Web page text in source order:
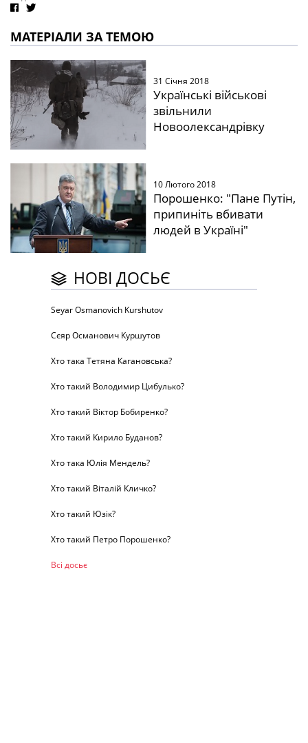
МАТЕРІАЛИ ЗА ТЕМОЮ
31 Січня 2018
Українські військові
звільнили
Новоолександрівку
10 Лютого 2018
Порошенко: "Пане Путін,
припиніть вбивати
людей в Україні"
НОВІ ДОСЬЄ
Seyar Osmanovich Kurshutov
Сєяр Османович Куршутов
Хто така Тетяна Кагановська?
Хто такий Володимир Цибулько?
Хто такий Віктор Бобиренко?
Хто такий Кирило Буданов?
Хто така Юлія Мендель?
Хто такий Віталій Кличко?
Хто такий Юзік?
Хто такий Петро Порошенко?
Всі досьє